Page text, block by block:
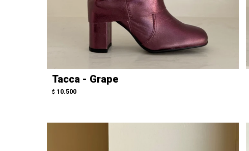
Tacca - Grape
$ 10.500